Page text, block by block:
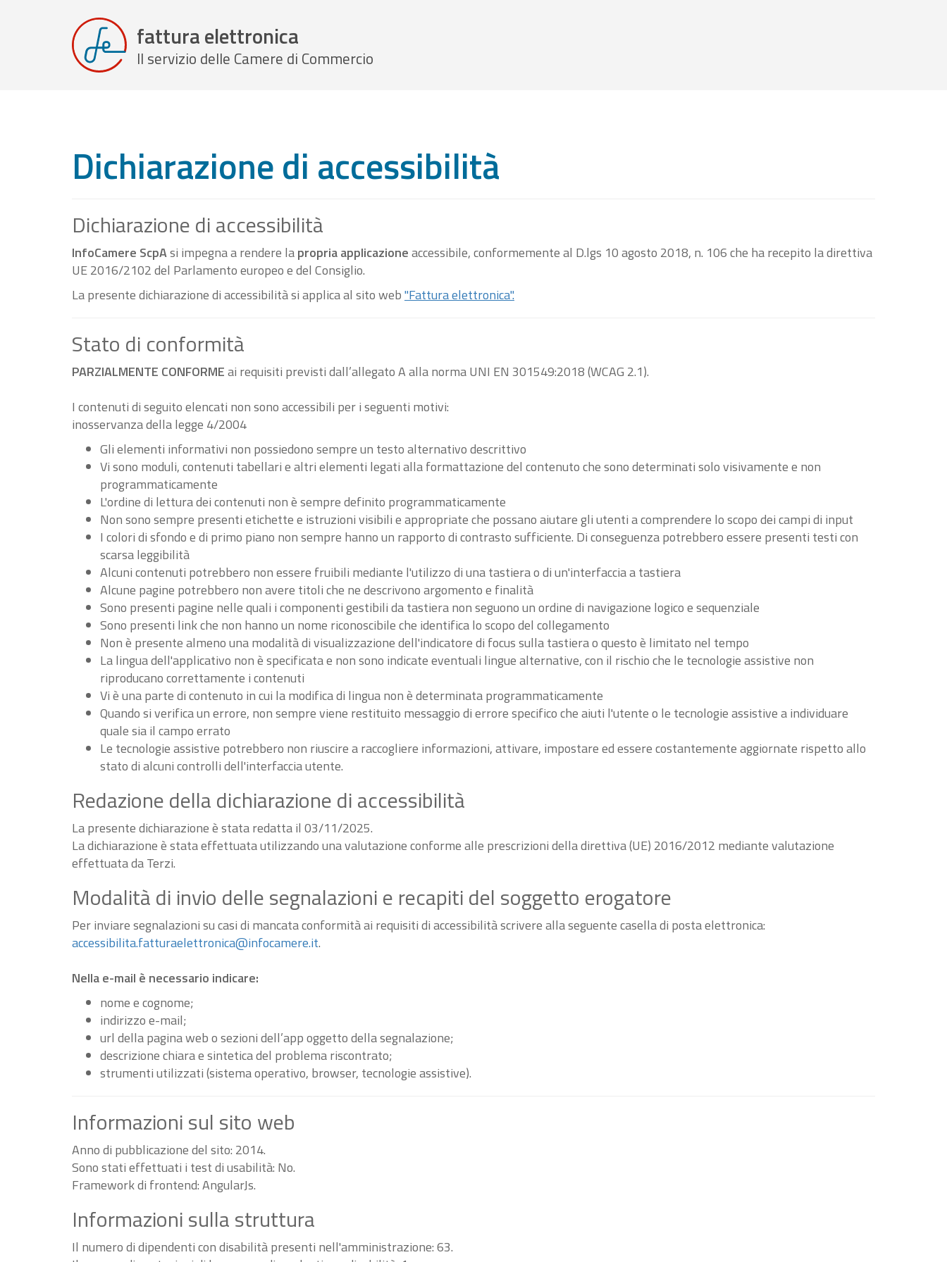
fattura elettronica
Il servizio delle Camere di Commercio
Dichiarazione di accessibilità
Dichiarazione di accessibilità
InfoCamere ScpAsi impegna a rendere lapropria applicazioneaccessibile, conformemente al D.lgs 10 agosto 2018, n. 106 che ha recepito la direttiva
UE 2016/2102 del Parlamento europeo e del Consiglio.
La presente dichiarazione di accessibilità si applica al sito web"Fattura elettronica".
Stato di conformità
PARZIALMENTE CONFORMEai requisiti previsti dall’allegato A alla norma UNI EN 301549:2018 (WCAG 2.1).
I contenuti di seguito elencati non sono accessibili per i seguenti motivi:
inosservanza della legge 4/2004
Gli elementi informativi non possiedono sempre un testo alternativo descrittivo
Vi sono moduli, contenuti tabellari e altri elementi legati alla formattazione del contenuto che sono determinati solo visivamente e non
programmaticamente
L'ordine di lettura dei contenuti non è sempre definito programmaticamente
Non sono sempre presenti etichette e istruzioni visibili e appropriate che possano aiutare gli utenti a comprendere lo scopo dei campi di input
I colori di sfondo e di primo piano non sempre hanno un rapporto di contrasto sufficiente. Di conseguenza potrebbero essere presenti testi con
scarsa leggibilità
Alcuni contenuti potrebbero non essere fruibili mediante l'utilizzo di una tastiera o di un'interfaccia a tastiera
Alcune pagine potrebbero non avere titoli che ne descrivono argomento e finalità
Sono presenti pagine nelle quali i componenti gestibili da tastiera non seguono un ordine di navigazione logico e sequenziale
Sono presenti link che non hanno un nome riconoscibile che identifica lo scopo del collegamento
Non è presente almeno una modalità di visualizzazione dell'indicatore di focus sulla tastiera o questo è limitato nel tempo
La lingua dell'applicativo non è specificata e non sono indicate eventuali lingue alternative, con il rischio che le tecnologie assistive non
riproducano correttamente i contenuti
Vi è una parte di contenuto in cui la modifica di lingua non è determinata programmaticamente
Quando si verifica un errore, non sempre viene restituito messaggio di errore specifico che aiuti l'utente o le tecnologie assistive a individuare
quale sia il campo errato
Le tecnologie assistive potrebbero non riuscire a raccogliere informazioni, attivare, impostare ed essere costantemente aggiornate rispetto allo
stato di alcuni controlli dell'interfaccia utente.
Redazione della dichiarazione di accessibilità
La presente dichiarazione è stata redatta il 03/11/2025.
La dichiarazione è stata effettuata utilizzando una valutazione conforme alle prescrizioni della direttiva (UE) 2016/2012 mediante valutazione
effettuata da Terzi.
Modalità di invio delle segnalazioni e recapiti del soggetto erogatore
Per inviare segnalazioni su casi di mancata conformità ai requisiti di accessibilità scrivere alla seguente casella di posta elettronica:
accessibilita.fatturaelettronica@infocamere.it.
Nella e-mail è necessario indicare:
nome e cognome;
indirizzo e-mail;
url della pagina web o sezioni dell’app oggetto della segnalazione;
descrizione chiara e sintetica del problema riscontrato;
strumenti utilizzati (sistema operativo, browser, tecnologie assistive).
Informazioni sul sito web
Anno di pubblicazione del sito: 2014.
Sono stati effettuati i test di usabilità: No.
Framework di frontend: AngularJs.
Informazioni sulla struttura
Il numero di dipendenti con disabilità presenti nell'amministrazione: 63.